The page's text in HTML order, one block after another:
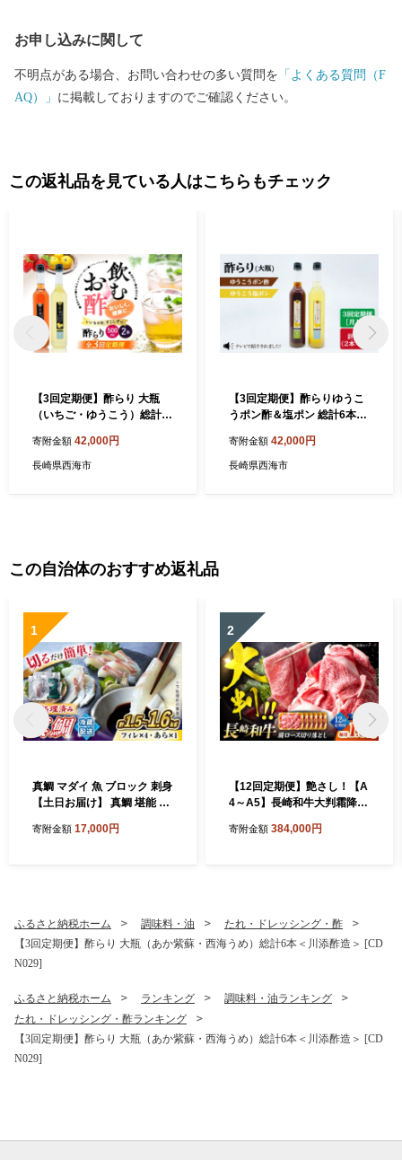
お申し込みに関して
不明点がある場合、お問い合わせの多い質問を 「よくある質問（F
AQ）」 に掲載しておりますのでご確認ください。
この返礼品を見ている人はこちらもチェック
【3回定期便】酢らり 大瓶
（いちご・ゆうこう）総計6
寄附金額 42,000円
長崎県西海市
【3回定期便】酢らりゆうこ
うポン酢＆塩ポン 総計6本＜
寄附金額 42,000円
長崎県西海市
この自治体のおすすめ返礼品
1
真鯛 マダイ 魚 ブロック 刺身
【土日お届け】 真鯛 堪能 5
種苗＞ [CBW005] 長崎 西海
おいしい 海の幸 海産物 魚介
類 カルパッチョ 鯛の煮つけ
料理 お刺身 タイ 真鯛 海鮮
寄附金額 17,000円
2
【12回定期便】艶さし！【A
4～A5】長崎和牛大判霜降り
0g×6パック）＜株式会社ME
寄附金額 384,000円
ふるさと納税ホーム 調味料・油
たれ・ドレッシング・酢
【3回定期便】酢らり 大瓶（あか紫蘇・西海うめ）総計6本＜川添酢造＞ [CD
N029]
ふるさと納税ホーム ランキング
調味料・油ランキング
たれ・ドレッシング・酢ランキング
【3回定期便】酢らり 大瓶（あか紫蘇・西海うめ）総計6本＜川添酢造＞ [CD
N029]